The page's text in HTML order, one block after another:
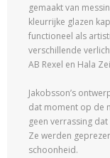
gemaakt van
kleurrijke glazen
functioneel als
verschillende
AB Rexel en Hala
Jakobsson’s
dat moment op de
geen verrassing
Ze werden
schoonheid.